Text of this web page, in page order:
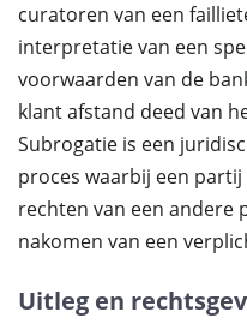
curatoren van een
interpretatie van een
voorwaarden van de
klant afstand deed van
Subrogatie is een
proces waarbij een
rechten van een andere
nakomen van een
Uitleg en